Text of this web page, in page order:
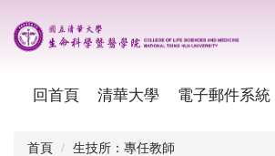
到
主
回首頁 清華大學 電子郵件系統
首頁 生技所：專任教師